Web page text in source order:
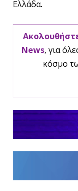
Ελλάδα.
News, για
κόσμο